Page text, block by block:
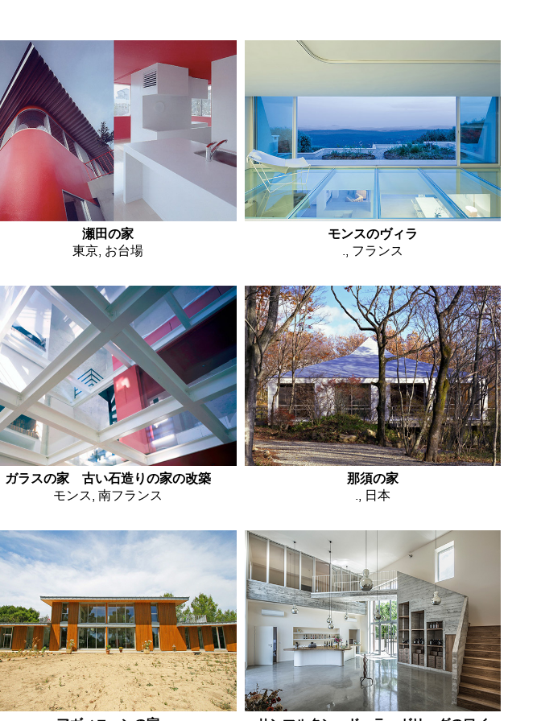
瀬田の家
東京, お台場
モンスのヴィラ
., フランス
ガラスの家 古い石造りの家の改築
モンス, 南フランス
那須の家
., 日本